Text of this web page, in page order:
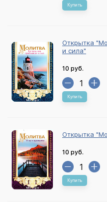
Купить
Открытка
и сила"
10 руб.
Купить
Открытка
10 руб.
Купить